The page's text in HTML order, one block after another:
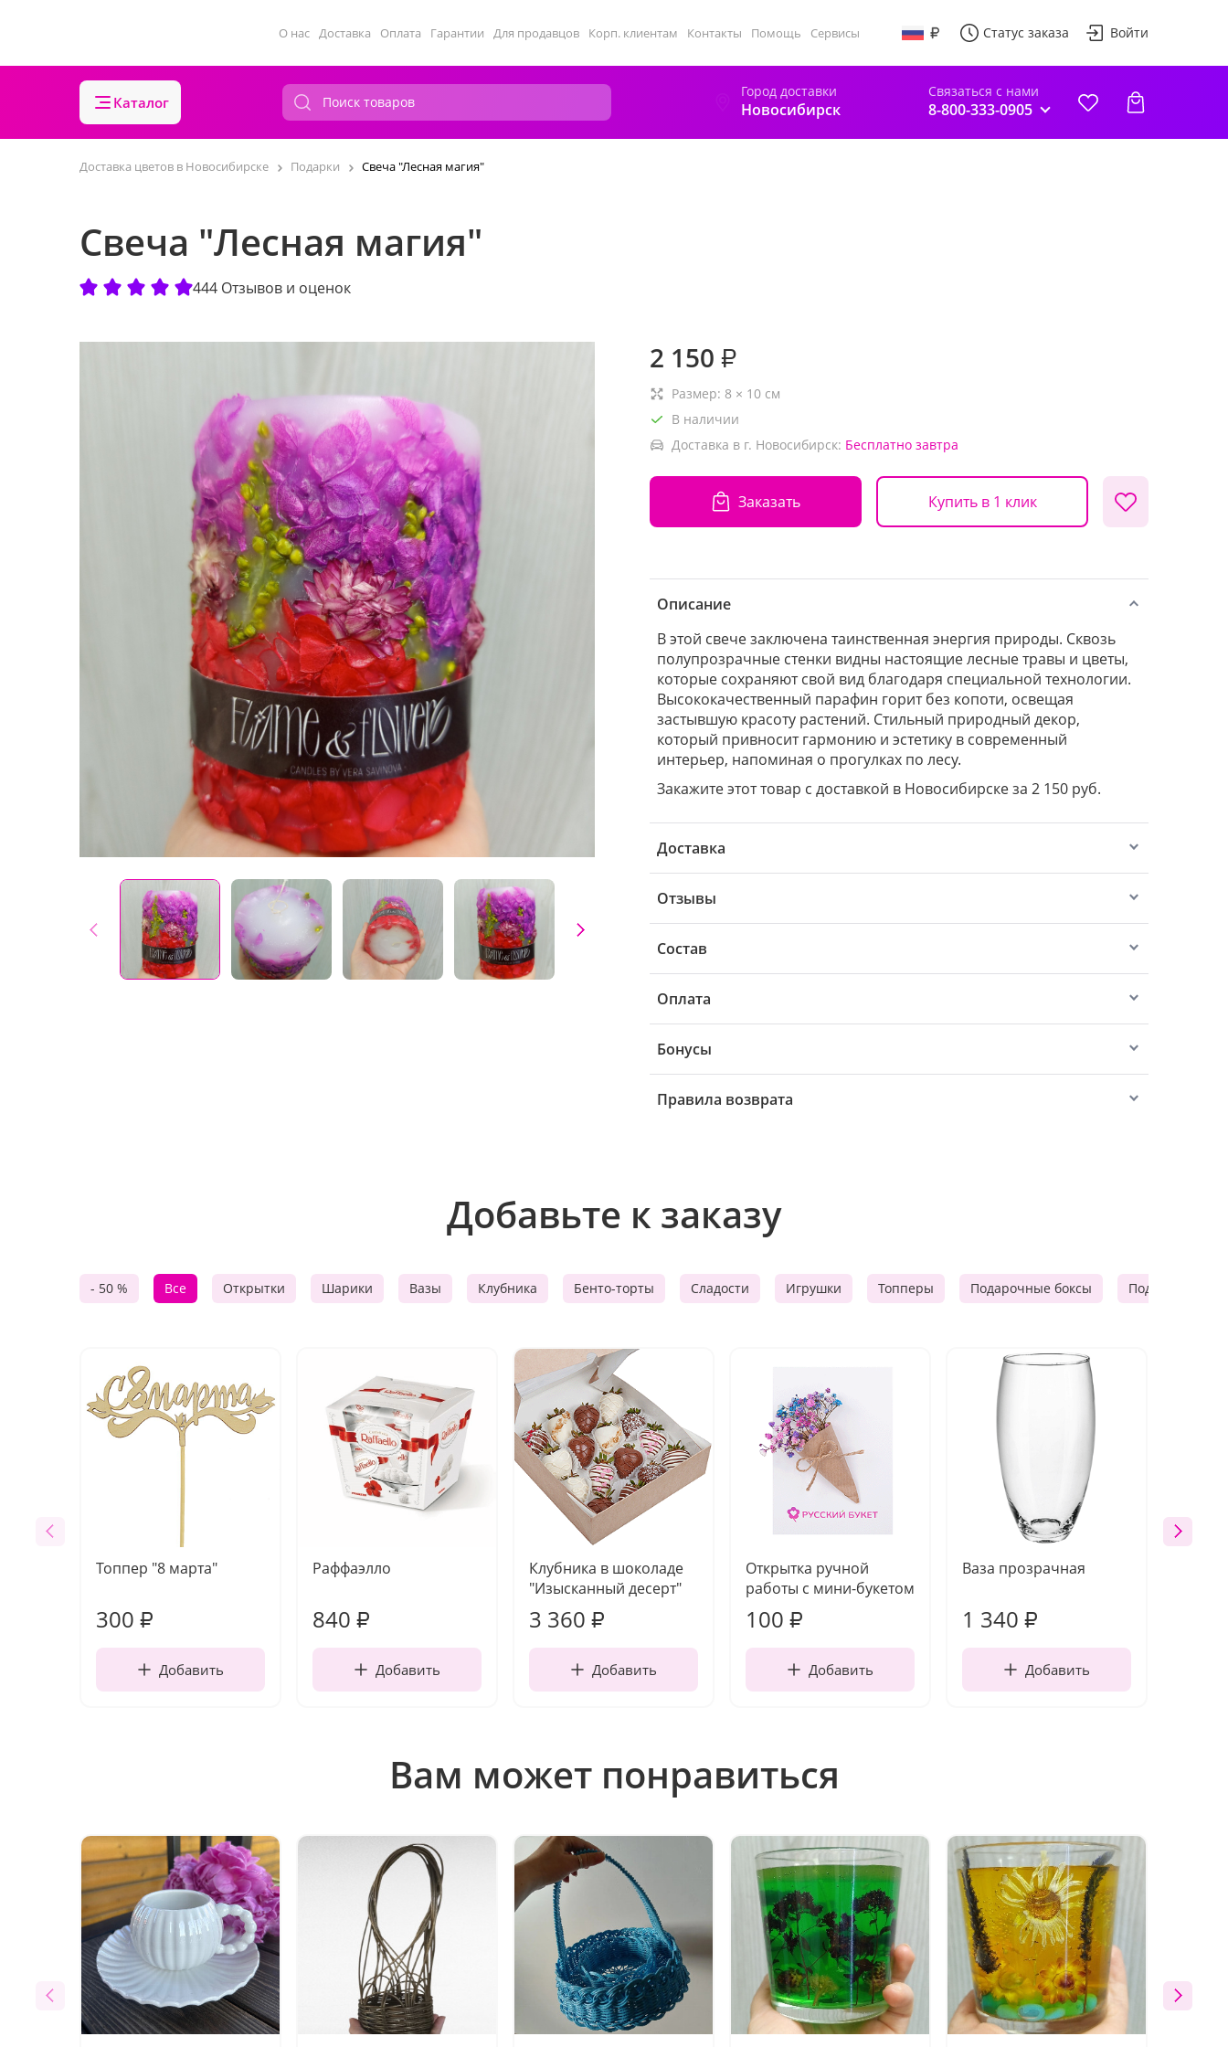
О нас Доставка Оплата Гарантии Для продавцов Корп. клиентам Контакты Помощь Сервисы Статус заказа Войти
Каталог
Город доставки
Новосибирск
Связаться с нами
8-800-333-0905
Доставка цветов в Новосибирске Подарки Свеча "Лесная магия"
Свеча "Лесная магия"
444 Отзывов и оценок
2 150 ₽
Размер: 8 × 10 см
В наличии
Доставка в г. Новосибирск: Бесплатно завтра
Заказать Купить в 1 клик
Описание
В этой свече заключена таинственная энергия природы. Сквозь
полупрозрачные стенки видны настоящие лесные травы и цветы,
которые сохраняют свой вид благодаря специальной технологии.
Высококачественный парафин горит без копоти, освещая
застывшую красоту растений. Стильный природный декор,
который привносит гармонию и эстетику в современный
интерьер, напоминая о прогулках по лесу.
Закажите этот товар с доставкой в Новосибирске за 2 150 руб.
Доставка
Отзывы
Состав
Оплата
Бонусы
Правила возврата
Добавьте к заказу
- 50 % Все Открытки Шарики Вазы Клубника Бенто-торты Сладости Игрушки Топперы Подарочные боксы Подарочные
Топпер "8 марта"
300 ₽
Добавить
Раффаэлло
840 ₽
Добавить
Клубника в шоколаде
"Изысканный десерт"
3 360 ₽
Добавить
Открытка ручной
работы с мини-букетом
100 ₽
Добавить
Ваза прозрачная
1 340 ₽
Добавить
Вам может понравиться